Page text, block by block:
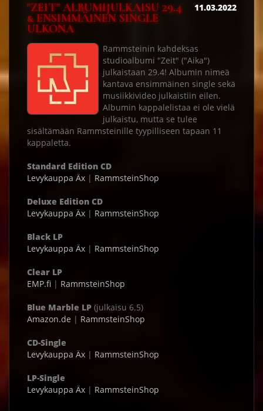
"ZEIT" ALBUMIJULKAISU 29.4
& ENSIMMÄINEN SINGLE
ULKONA
11.03.2022
Rammsteinin kahdeksas
studioalbumi "Zeit" ("Aika")
julkaistaan 29.4! Albumin nimeä
kantava ensimmäinen single sekä
musiikkivideo julkaistiin eilen.
Albumin kappalelistaa ei ole vielä
julkaistu, mutta se tulee
sisältämään Rammsteinille tyypilliseen tapaan 11
kappaletta.
Standard Edition CD
Levykauppa Äx | RammsteinShop
Deluxe Edition CD
Levykauppa Äx | RammsteinShop
Black LP
Levykauppa Äx | RammsteinShop
Clear LP
EMP.fi | RammsteinShop
Blue Marble LP (julkaisu 6.5)
Amazon.de | RammsteinShop
CD-Single
Levykauppa Äx | RammsteinShop
LP-Single
Levykauppa Äx | RammsteinShop